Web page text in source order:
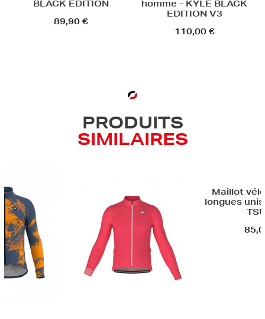
BLACK EDITION
89,90 €
homme - KYLE BLACK
EDITION V3
110,00 €
PRODUITS
SIMILAIRES
Maillot
longues